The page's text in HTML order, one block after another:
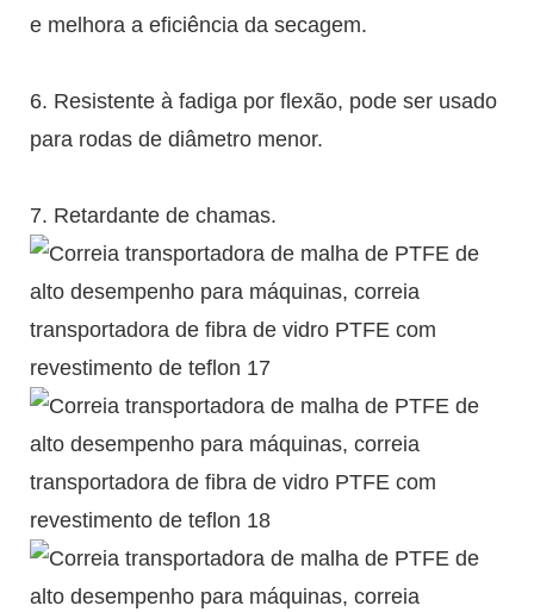
e melhora a eficiência da secagem.
6. Resistente à fadiga por flexão, pode ser usado
para rodas de diâmetro menor.
7. Retardante de chamas.